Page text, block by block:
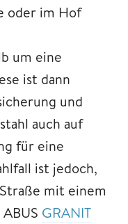
oder im Hof
um eine
ist dann
und
auch auf
für eine
ist jedoch,
mit einem
GRANIT